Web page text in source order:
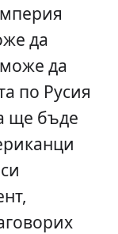
да
да
по Русия
ще бъде